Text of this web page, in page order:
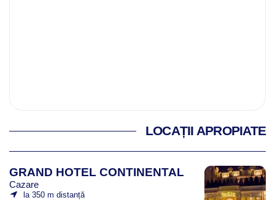
LOCAȚII APROPIATE
GRAND HOTEL CONTINENTAL
Cazare
la 350 m distanță